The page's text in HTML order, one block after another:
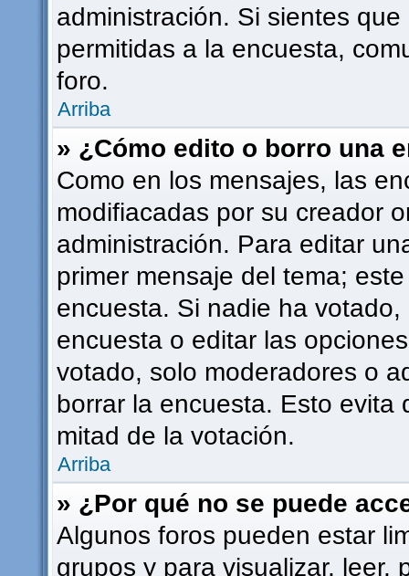
administración. Si sientes
permitidas a la encuesta,
foro.
Arriba
» ¿Cómo edito o borro una
Como en los mensajes, las
modifiacadas por su creador
administración. Para editar
primer mensaje del tema;
encuesta. Si nadie ha
encuesta o editar las
votado, solo moderadores o
borrar la encuesta. Esto evita
mitad de la votación.
Arriba
» ¿Por qué no se puede
Algunos foros pueden estar
grupos y para visualizar, leer,